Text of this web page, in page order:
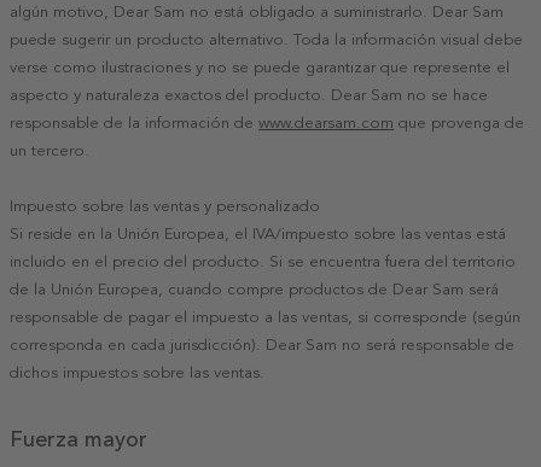
algún motivo, Dear Sam no está obligado a suministrarlo. Dear Sam
puede sugerir un producto alternativo. Toda la información visual debe
verse como ilustraciones y no se puede garantizar que represente el
aspecto y naturaleza exactos del producto. Dear Sam no se hace
responsable de la información de www.dearsam.com que provenga de
un tercero.
Impuesto sobre las ventas y personalizado
Si reside en la Unión Europea, el IVA/impuesto sobre las ventas está
incluido en el precio del producto. Si se encuentra fuera del territorio
de la Unión Europea, cuando compre productos de Dear Sam será
responsable de pagar el impuesto a las ventas, si corresponde (según
corresponda en cada jurisdicción). Dear Sam no será responsable de
dichos impuestos sobre las ventas.
Fuerza mayor